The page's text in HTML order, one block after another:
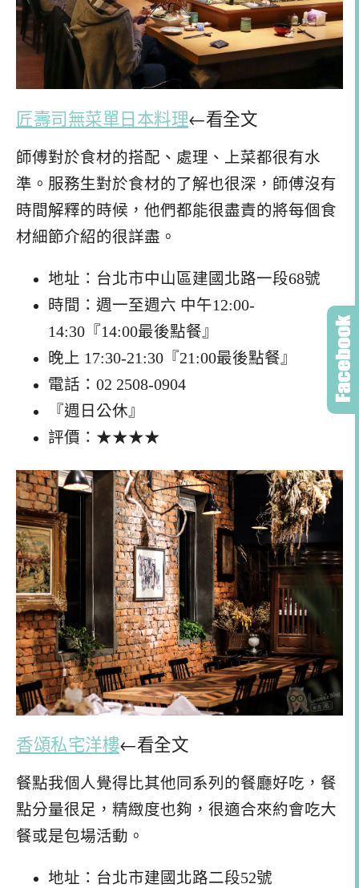
匠壽司無菜單日本料理←看全文
師傅對於食材的搭配、處理、上菜都很有水
準。服務生對於食材的了解也很深，師傅沒有
時間解釋的時候，他們都能很盡責的將每個食
材細節介紹的很詳盡。
地址：台北市中山區建國北路一段68號
時間：週一至週六 中午12:00-
14:30『14:00最後點餐』
晚上 17:30-21:30『21:00最後點餐』
電話：02 2508-0904
『週日公休』
評價：★★★★
香頌私宅洋樓←看全文
餐點我個人覺得比其他同系列的餐廳好吃，餐
點分量很足，精緻度也夠，很適合來約會吃大
餐或是包場活動。
地址：台北市建國北路二段52號